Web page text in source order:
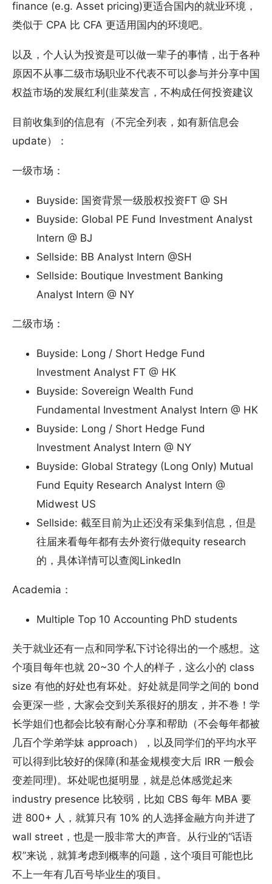
finance (e.g. Asset pricing)更适合国内的就业环境，
类似于 CPA 比 CFA 更适用国内的环境吧。
以及，个人认为投资是可以做一辈子的事情，出于各种
原因不从事二级市场职业不代表不可以参与并分享中国
权益市场的发展红利(韭菜发言，不构成任何投资建议
目前收集到的信息有（不完全列表，如有新信息会
update）：
一级市场：
Buyside: 国资背景一级股权投资FT @ SH
Buyside: Global PE Fund Investment Analyst
Intern @ BJ
Sellside: BB Analyst Intern @SH
Sellside: Boutique Investment Banking
Analyst Intern @ NY
二级市场：
Buyside: Long / Short Hedge Fund
Investment Analyst FT @ HK
Buyside: Sovereign Wealth Fund
Fundamental Investment Analyst Intern @ HK
Buyside: Long / Short Hedge Fund
Investment Analyst Intern @ NY
Buyside: Global Strategy (Long Only) Mutual
Fund Equity Research Analyst Intern @
Midwest US
Sellside: 截至目前为止还没有采集到信息，但是
往届来看每年都有去外资行做equity research
的，具体详情可以查阅LinkedIn
Academia：
Multiple Top 10 Accounting PhD students
关于就业还有一点和同学私下讨论得出的一个感想。这
个项目每年也就 20~30 个人的样子，这么小的 class
size 有他的好处也有坏处。好处就是同学之间的 bond
会更深一些，大家会交到关系很好的朋友，并不巻！学
长学姐们也都会比较有耐心分享和帮助（不会每年都被
几百个学弟学妹 approach），以及同学们的平均水平
可以得到比较好的保障(和基金规模变大后 IRR 一般会
变差同理)。坏处呢也挺明显，就是总体感觉起来
industry presence 比较弱，比如 CBS 每年 MBA 要
进 800+ 人，就算只有 10% 的人选择金融方向并进了
wall street，也是一股非常大的声音。从行业的“话语
权”来说，就算考虑到概率的问题，这个项目可能也比
不上一年有几百号毕业生的项目。